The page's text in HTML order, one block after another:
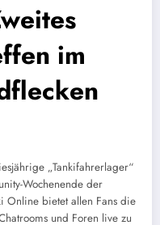
im
„Tankifahrerlager“
Wochenende der
Online bietet allen Fans die
und Foren live zu